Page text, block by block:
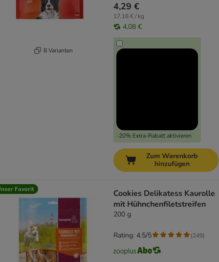
8 Varianten
4,29 €
17,16 € / kg
4,08 €
-20% Extra-Rabatt aktivieren
Zum Warenkorb
hinzufügen
Favorit
Cookies Delikatess Kaurolle
mit Hühnchenfiletstreifen
200 g
Rating: 4.5/5 (249)